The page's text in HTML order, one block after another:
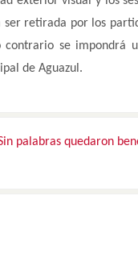
retirada por los
se impondrá
de Aguazul.
palabras quedaron